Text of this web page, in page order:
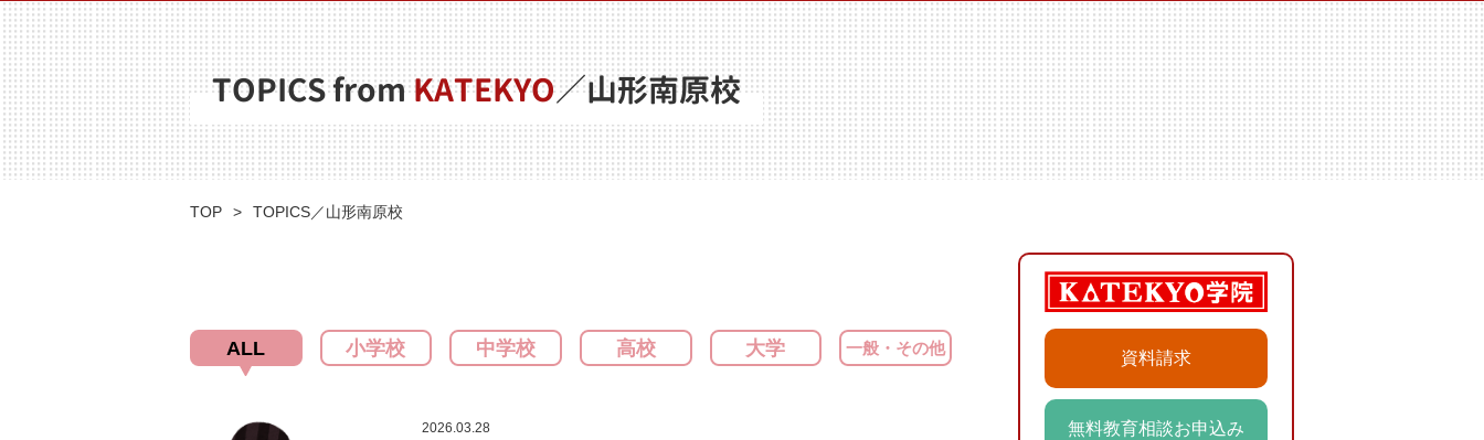
TOPICS fromKATEKYO／山形南原校
TOP TOPICS／山形南原校
ALL 小学校 中学校 高校 大学 一般・その他
2026.03.28
資料請求
無料教育相談お申込み